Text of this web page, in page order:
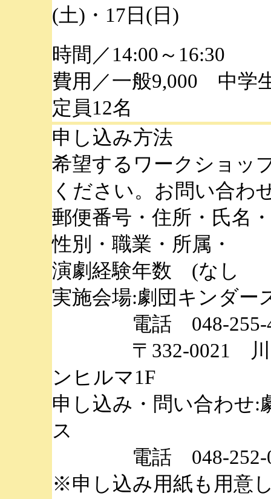
(土)・17日(日)
時間／14:00～16:30
費用／一般9,000 中学
定員12名
申し込み方法
希望するワークショッ
ください。お問い合わ
郵便番号・住所・氏名
性別・職業・所属・
演劇経験年数 (な
実施会場:劇団キンダー
電話 048-255-
〒332-0021 川口
ンヒルマ1F
申し込み・問い合わせ:
ス
電話 048-252-
※申し込み用紙も用意